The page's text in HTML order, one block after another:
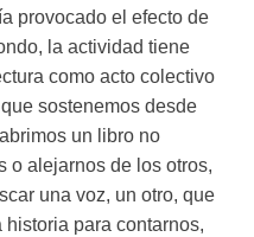
provocado el efecto de
la actividad tiene
como acto colectivo
sostenemos desde
un libro no
o alejarnos de los otros,
una voz, un otro, que
para contarnos,